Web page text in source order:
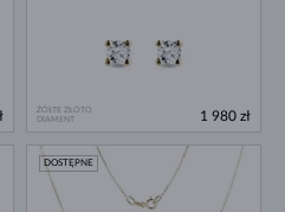
ŻÓŁTE ZŁOTO
DIAMENT
1 980 zł
DOSTĘPNE